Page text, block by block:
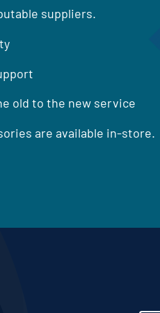
suppliers.
old to the new service
are available in-store.